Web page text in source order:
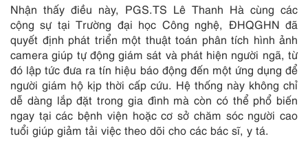
Nhận thấy điều này, PGS.TS Lê Thanh Hà cùng các
cộng sự tại Trường đại học Công nghệ, ĐHQGHN đã
quyết định phát triển một thuật toán phân tích hình ảnh
camera giúp tự động giám sát và phát hiện người ngã, từ
đó lập tức đưa ra tín hiệu báo động đến một ứng dụng để
người giám hộ kịp thời cấp cứu. Hệ thống này không chỉ
dễ dàng lắp đặt trong gia đình mà còn có thể phổ biến
ngay tại các bệnh viện hoặc cơ sở chăm sóc người cao
tuổi giúp giảm tải việc theo dõi cho các bác sĩ, y tá.